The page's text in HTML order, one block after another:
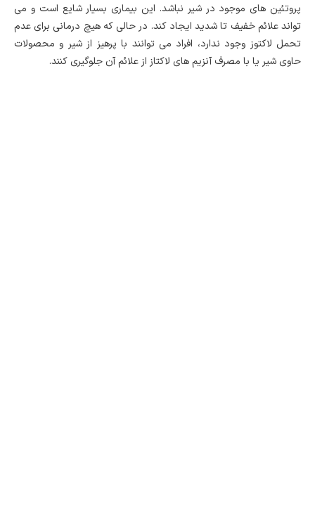
پروتئین های موجود در شیر نباشد. این بیماری بسیار شایع است و می
تواند علائم خفیف تا شدید ایجاد کند. در حالی که هیچ درمانی برای عدم
تحمل لاکتوز وجود ندارد، افراد می توانند با پرهیز از شیر و محصولات
حاوی شیر یا با مصرف آنزیم های لاکتاز از علائم آن جلوگیری کنند.